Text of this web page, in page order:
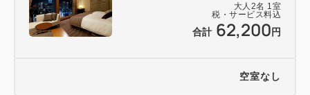
大人 2名 1 室
税・サービス料込
合計 62,200 円
空室なし